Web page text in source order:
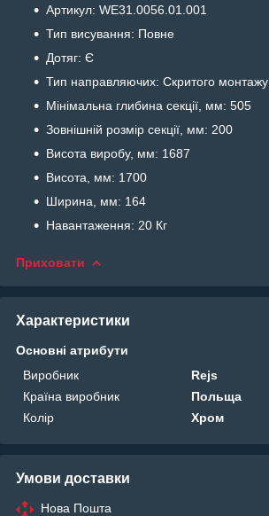
Артикул: WE31.0056.01.001
Тип висування: Повне
Дотяг: Є
Тип направляючих: Cкритого монтажу
Мінімальна глибина секції, мм: 505
Зовнішній розмір секції, мм: 200
Висота виробу, мм: 1687
Висота, мм: 1700
Ширина, мм: 164
Навантаження: 20 Кг
Приховати
Характеристики
Основні атрибути
Виробник
Rejs
Країна виробник
Польща
Колір
Хром
Умови доставки
Нова Пошта